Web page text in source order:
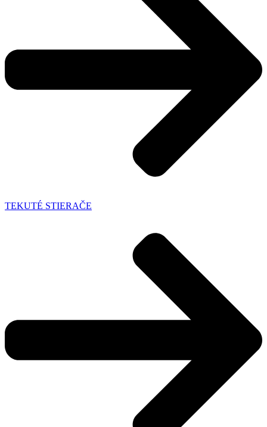
TEKUTÉ STIERAČE